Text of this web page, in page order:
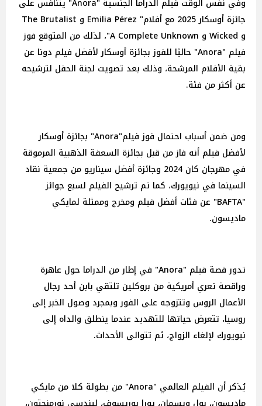
وفي نفس الوقت فيلم الدراما الجنسية "Anora" يتنافس على
جائزة أوسكار 2025 مع أفلام" Emilia Pérez و The Brutalist
و Wicked و A Complete Unknown"، لذلك من المتوقع فوز
فيلم "Anora" حاليًا للفوز بجائزة أوسكار لأفضل فيلم دونا عن
بقية الأفلام المرشحة، وذلك بعد تصويت لجنة الحفل لترشيحه
عن أكثر من فئة.
ومن ضمن أسباب احتمال فوز فيلم"Anora" بجائزة أوسكار
لأفضل فيلم أنه فاز من قبل بجائزة السعفة الذهبية المرموقة
في مهرجان كان 2024 وجائزة أفضل سيناريو من جمعية نقاد
السينما في نيويورك، كما تم ترشيح الفيلم لسبع جوائز
"BAFTA" عن فئات أفضل فيلم ومخرج وممثلة لمايكي
ماديسون.
تدور قصة فيلم "Anora" في إطار من الدراما حول عاهرة
وراقصة تعري أمريكية من بروكلين تلتقي بابن أحد رجال
الأعمال الروس وتتزوجه على الفور وبمجرد وصول الخبر إلى
روسيا، تتعرض حياتها للتهديد عندما ينطلق والداه إلى
نيويورك لإلغاء الزواج، ثم تتوالى الأحداث.
يُذكر أن الفيلم العالمي "Anora" من بطولة كلا من مايكي